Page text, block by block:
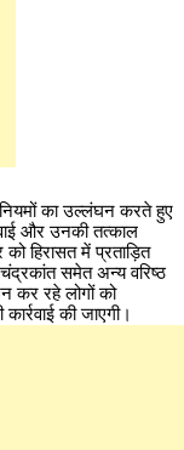
नियमों का उल्लंघन करते हुए
और उनकी तत्काल
को हिरासत में प्रताड़ित
समेत अन्य वरिष्ठ
कर रहे लोगों को
की जाएगी।